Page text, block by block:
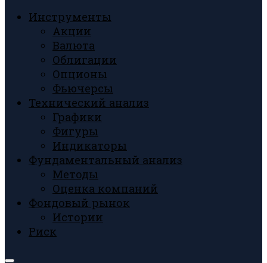
Инструменты
Акции
Валюта
Облигации
Опционы
Фьючерсы
Технический анализ
Графики
Фигуры
Индикаторы
Фундаментальный анализ
Методы
Оценка компаний
Фондовый рынок
Истории
Риск